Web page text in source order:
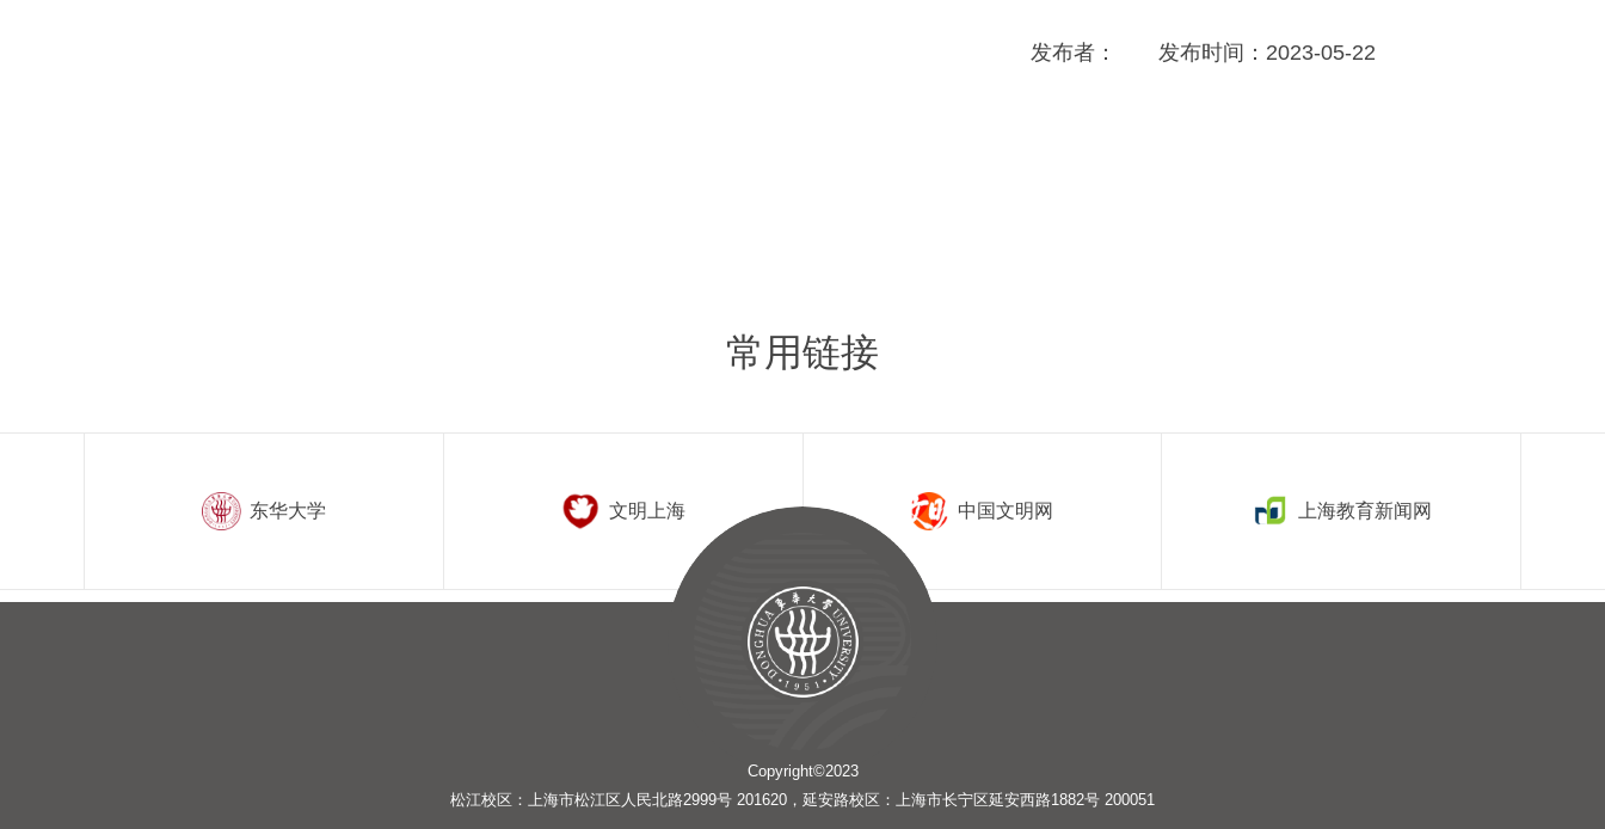
发布者： 发布时间：2023-05-22
常用链接
东华大学 文明上海 中国文明网 上海教育新闻网
Copyright©2023
松江校区：上海市松江区人民北路2999号 201620，延安路校区：上海市长宁区延安西路1882号 200051